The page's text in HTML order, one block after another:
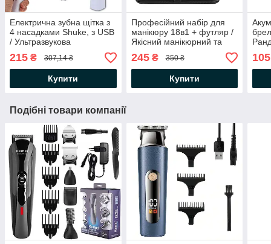
Електрична зубна щітка з
4 насадками Shuke, з USB
/ Ультразвукова
акумуляторна щітка для
зубів
215 ₴ 307,14 ₴
Купити
Професійний набір для
манікюру 18в1 + футляр /
Якісний манікюрний та
245₴ 350 ₴
Купити
105
Подібні товари компанії